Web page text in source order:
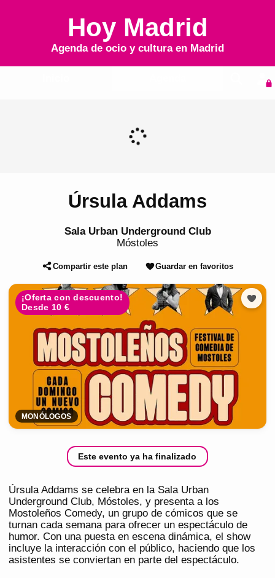
Hoy Madrid
Agenda de ocio y cultura en Madrid
Úrsula Addams
Sala Urban Underground Club
Móstoles
Compartir este plan Guardar en favoritos
¡Oferta con descuento!
Desde 10 €
MONÓLOGOS
Este evento ya ha finalizado
Úrsula Addams se celebra en la Sala Urban
Underground Club, Móstoles, y presenta a los
Mostoleños Comedy, un grupo de cómicos que se
turnan cada semana para ofrecer un espectáculo de
humor. Con una puesta en escena dinámica, el show
incluye la interacción con el público, haciendo que los
asistentes se conviertan en parte del espectáculo.